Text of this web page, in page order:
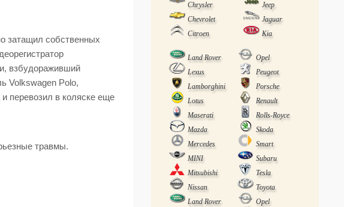
затащил собственных
взбудораживший
Volkswagen Polo,
перевозил в коляске еще
травмы.
Chrysler
Jeep
Chevrolet
Jaguar
Citroen
Kia
Land Rover
Opel
Lexus
Peugeot
Lamborghini
Porsche
Lotus
Renault
Maserati
Rolls-Royce
Mazda
Skoda
Mercedes
Smart
MINI
Subaru
Mitsubishi
Tesla
Nissan
Toyota
Land Rover
Opel